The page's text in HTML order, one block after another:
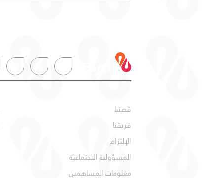
قصتنا
فريقنا
الإلتزام
المسؤولية الاجتماعية
معلومات المساهمين